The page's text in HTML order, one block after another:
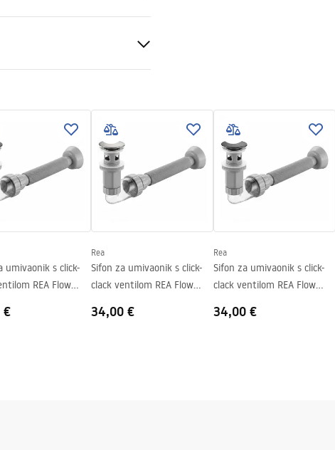
_5.pdf
umivaonik s click-
REA Flow
€
Rea
Sifon za umivaonik s click-
clack ventilom REA Flow
34,00 €
Rea
Sifon za umivaonik s click-
clack ventilom REA Flow
34,00 €